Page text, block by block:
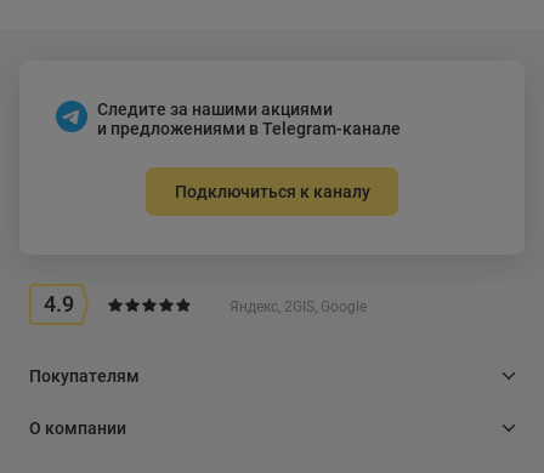
Следите за нашими акциями
и предложениями в Telegram-канале
Подключиться к каналу
4.9 Яндекс, 2GIS, Google
Покупателям
О компании